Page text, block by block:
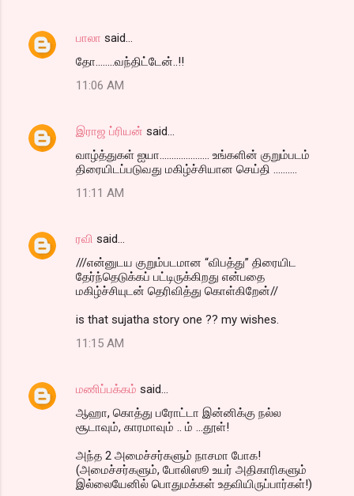
பாலா said…
தோ........வந்திட்டேன்..!!
11:06 AM
இராஜ ப்ரியன் said…
வாழ்த்துகள் ஐயா..................... உங்களின் குறும்படம்
திரையிடப்படுவது மகிழ்ச்சியான செய்தி ..........
11:11 AM
ரவி said…
///என்னுடய குறும்படமான “விபத்து” திரையிட
தேர்ந்தெடுக்கப் பட்டிருக்கிறது என்பதை
மகிழ்ச்சியுடன் தெரிவித்து கொள்கிறேன்//
is that sujatha story one ?? my wishes.
11:15 AM
மணிப்பக்கம் said…
ஆஹா, கொத்து பரோட்டா இன்னிக்கு நல்ல
சூடாவும், காரமாவும் .. ம் ...தூள்!
அந்த 2 அமைச்சர்களும் நாசமா போக!
(அமைச்சர்களும், போலிஸூ உயர் அதிகாரிகளும்
இல்லையேனில் பொதுமக்கள் உதவியிருப்பார்கள்!)